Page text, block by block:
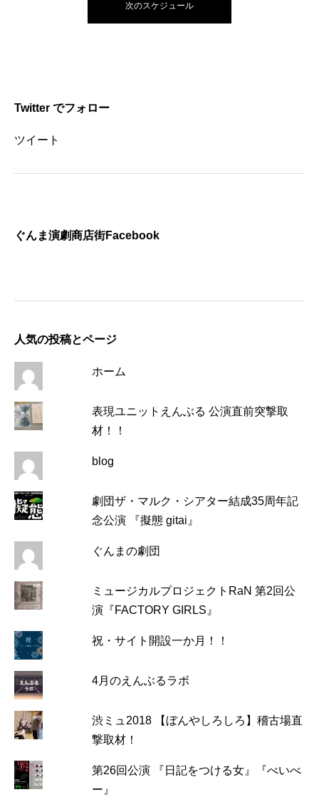
次のスケジュール
Twitter でフォロー
ツイート
ぐんま演劇商店街Facebook
人気の投稿とページ
ホーム
表現ユニットえんぶる 公演直前突撃取
材！！
blog
劇団ザ・マルク・シアター結成35周年記
念公演 『擬態 gitai』
ぐんまの劇団
ミュージカルプロジェクトRaN 第2回公
演『FACTORY GIRLS』
祝・サイト開設一か月！！
4月のえんぶるラボ
渋ミュ2018 【ぼんやしろしろ】稽古場直
撃取材！
第26回公演 『日記をつける女』『べいべ
ー』